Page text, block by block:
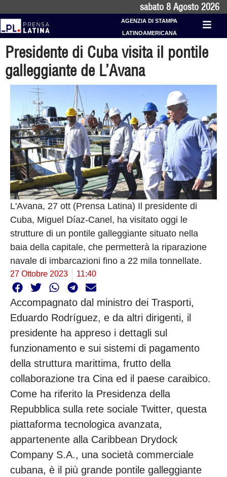
sabato 8 Agosto 2026
AGENZIA DI STAMPA
LATINOAMERICANA
Presidente di Cuba visita il pontile
galleggiante de L’Avana
L'Avana, 27 ott (Prensa Latina) Il presidente di
Cuba, Miguel Díaz-Canel, ha visitato oggi le
strutture di un pontile galleggiante situato nella
baia della capitale, che permetterà la riparazione
navale di imbarcazioni fino a 22 mila tonnellate.
27 Ottobre 2023 11:40
Accompagnato dal ministro dei Trasporti,
Eduardo Rodríguez, e da altri dirigenti, il
presidente ha appreso i dettagli sul
funzionamento e sui sistemi di pagamento
della struttura marittima, frutto della
collaborazione tra Cina ed il paese caraibico.
Come ha riferito la Presidenza della
Repubblica sulla rete sociale Twitter, questa
piattaforma tecnologica avanzata,
appartenente alla Caribbean Drydock
Company S.A., una società commerciale
cubana, è il più grande pontile galleggiante